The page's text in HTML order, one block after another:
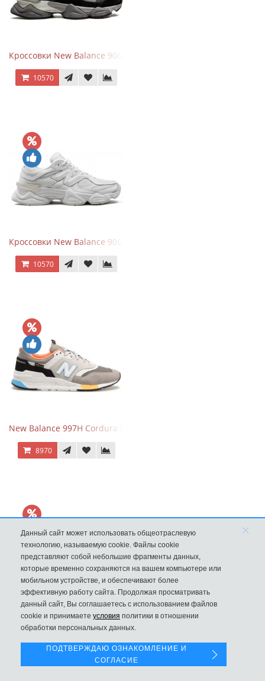
Кроссовки New Balance 9060 Black Castlerock
10570
Кроссовки New Balance 9060 Triple White
10570
New Balance 997H Cordura Marblehead с желтой и голубой
8970
New Balance 530 Custom Retro Cream Grey
Данный сайт может использовать общеотраслевую
технологию, называемую cookie. Файлы cookie
представляют собой небольшие фрагменты данных,
которые временно сохраняются на вашем компьютере или
мобильном устройстве, и обеспечивают более
эффективную работу сайта. Продолжая просматривать
данный сайт, Вы соглашаетесь с использованием файлов
cookie и принимаете условия политики в отношении
обработки персональных данных.
×
ПОДТВЕРЖДАЮ ОЗНАКОМЛЕНИЕ И
СОГЛАСИЕ